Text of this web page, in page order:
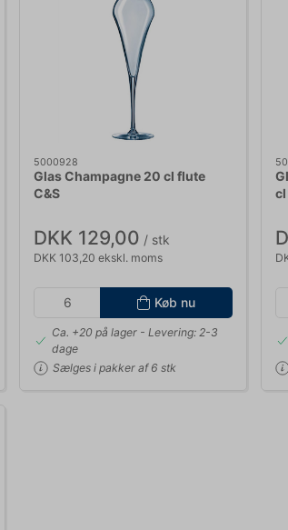
5000928
Glas Champagne 20 cl flute
C&S
DKK 129,00 / stk
DKK 103,20 ekskl. moms
Køb nu
Ca. +20 på lager - Levering: 2-3
dage
Sælges i pakker af 6 stk
cl